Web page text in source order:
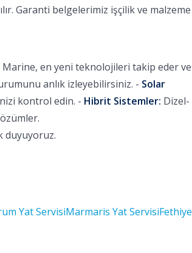
Garanti belgelerimiz işçilik ve malzeme
en yeni teknolojileri takip eder ve
anlık izleyebilirsiniz. - Solar
kontrol edin. - Hibrit Sistemler: Dizel-
duyuyoruz.
Yat ServisiMarmaris Yat ServisiFethiye